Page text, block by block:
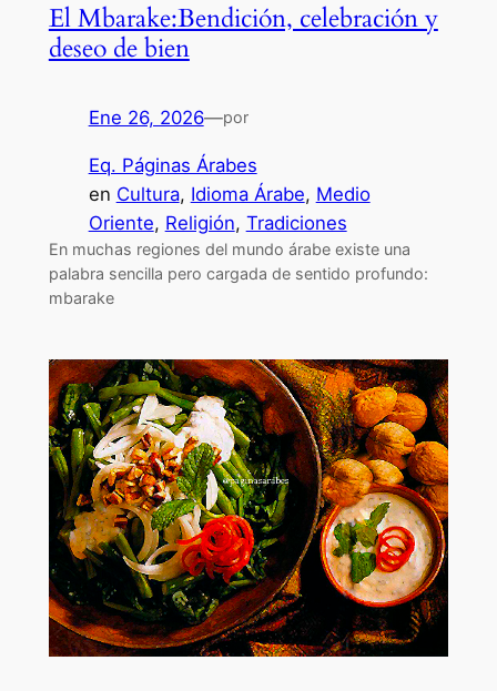
El Mbarake:Bendición, celebración y
deseo de bien
Ene 26, 2026—por
Eq. Páginas Árabes
en Cultura, Idioma Árabe, Medio
Oriente, Religión, Tradiciones
En muchas regiones del mundo árabe existe una
palabra sencilla pero cargada de sentido profundo:
mbarake